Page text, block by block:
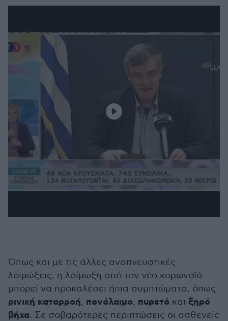
Όπως και με τις άλλες αναπνευστικές
λοιμώξεις, η λοίμωξη από τον νέο κορωνοϊό
μπορεί να προκαλέσει ήπια συμπτώματα, όπως
ρινική καταρροή, πονόλαιμο, πυρετό και ξηρό
βήχα. Σε σοβαρότερες περιπτώσεις οι ασθενείς